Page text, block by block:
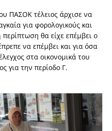
ΠΑΣΟΚ τέλειος άρχισε να
για φορολογικούς και
θα είχε επέμβει ο
να επέμβει και για όσα
στα οικονομικά του
για την περίοδο Γ.